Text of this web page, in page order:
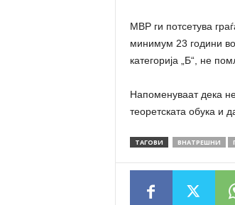
МВР ги потсетува
минимум 23 години
категорија „Б“, не
Напоменуваат дека
теоретската обука и
ТАГОВИ ВНАТРЕШНИ